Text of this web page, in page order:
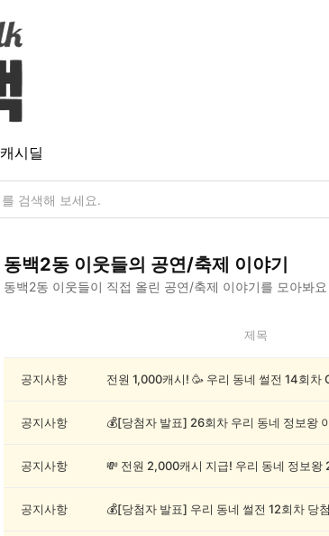
캐시딜
동백2동 이웃들의 공연/축제 이야기
동백2동 이웃들이 직접 올린 공연/축제 이야기를 모아봐요
2
제목
공지사항
공지사항
공지사항
공지사항